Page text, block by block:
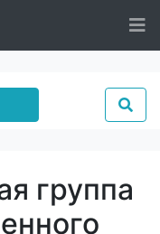
группа